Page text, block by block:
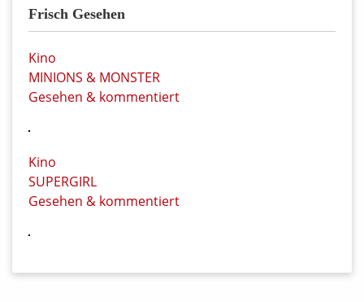
Frisch Gesehen
Kino
MINIONS & MONSTER
Gesehen & kommentiert
Kino
SUPERGIRL
Gesehen & kommentiert